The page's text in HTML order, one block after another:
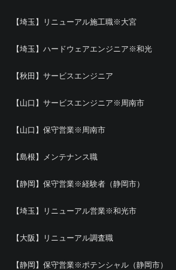
【埼玉】リニューアル施工職※大宮
【埼玉】ハードウェアエンジニア※和光
【秋田】サービスエンジニア
【山口】サービスエンジニア※周南市
【山口】保守営業※周南市
【島根】メンテナンス職
【静岡】保守営業※経験者（静岡市）
【埼玉】リニューアル営業※和光市
【大阪】リニューアル調査職
【静岡】保守営業※ポテンシャル（静岡市）